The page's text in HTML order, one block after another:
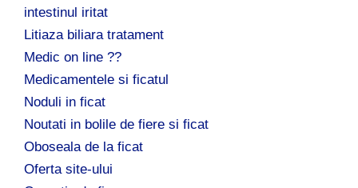
intestinul iritat
Litiaza biliara tratament
Medic on line ??
Medicamentele si ficatul
Noduli in ficat
Noutati in bolile de fiere si ficat
Oboseala de la ficat
Oferta site-ului